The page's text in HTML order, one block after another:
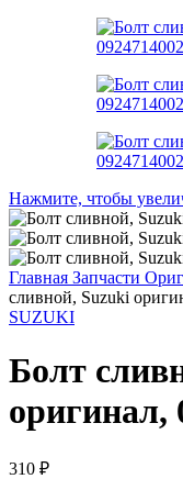
Нажмите, чтобы
Главная Запчасти
сливной, Suzuki
SUZUKI
Болт
оригинал,
310 ₽